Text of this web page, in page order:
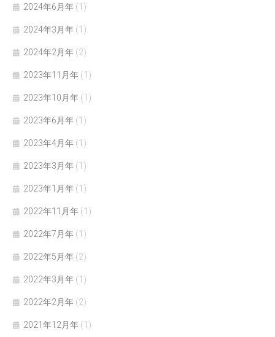
2024年6月年 (1)
2024年3月年 (1)
2024年2月年 (2)
2023年11月年 (1)
2023年10月年 (1)
2023年6月年 (1)
2023年4月年 (1)
2023年3月年 (1)
2023年1月年 (1)
2022年11月年 (1)
2022年7月年 (1)
2022年5月年 (2)
2022年3月年 (1)
2022年2月年 (2)
2021年12月年 (1)